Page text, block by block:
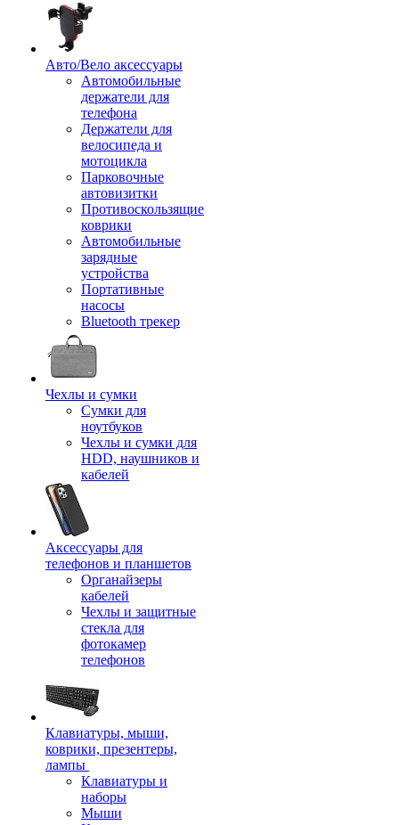
Авто/Вело аксессуары
Автомобильные
держатели для
телефона
Держатели для
велосипеда и
мотоцикла
Парковочные
автовизитки
Противоскользящие
коврики
Автомобильные
зарядные
устройства
Портативные
насосы
Bluetooth трекер
Чехлы и сумки
Сумки для
ноутбуков
Чехлы и сумки для
HDD, наушников и
кабелей
Аксессуары для
телефонов и планшетов
Органайзеры
кабелей
Чехлы и защитные
стекла для
фотокамер
телефонов
Клавиатуры, мыши,
коврики, презентеры,
лампы
Клавиатуры и
наборы
Мыши